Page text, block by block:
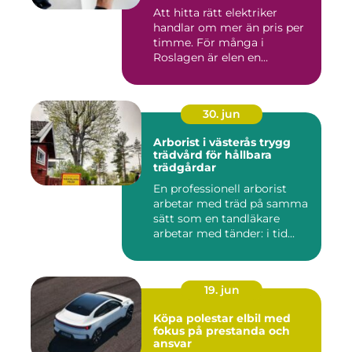
Att hitta rätt elektriker
handlar om mer än pris per
timme. För många i
Roslagen är elen en
30. jun
Arborist i västerås trygg
trädvård för hållbara
trädgårdar
En professionell arborist
arbetar med träd på samma
sätt som en tandläkare
arbetar med tänder: i tid...
19. jun
Köpa polestar elbil med
fokus på prestanda och
ansvar